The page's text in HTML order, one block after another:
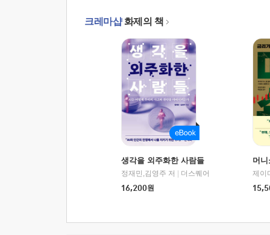
크레마샵화제의 책
생각을 외주화한 사람들
정재민,김영주 저
더스퀘어
16,200원
머